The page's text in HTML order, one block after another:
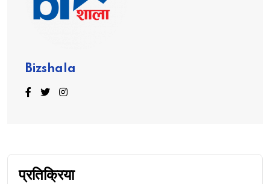
Bizshala
प्रतिक्रिया